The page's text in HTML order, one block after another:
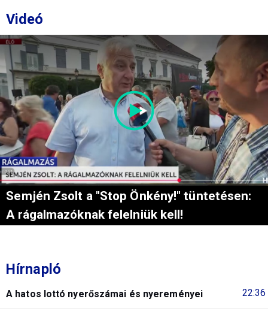
Videó
Semjén Zsolt a "Stop Önkény!" tüntetésen:
A rágalmazóknak felelniük kell!
Hírnapló
22:36
A hatos lottó nyerőszámai és nyereményei